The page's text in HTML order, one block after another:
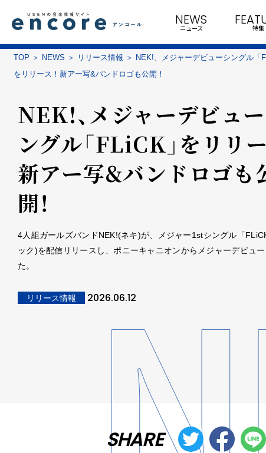
NEWS
ニュース 特集
TOP NEWS リリース情報
NEK!、メジャーデビューシングル「
をリリース！新アー写&バンドロゴも公開！
NEK!、メジャーデビュ
ングル「FLiCK」をリリー
新アー写&バンドロゴも
開！
4人組ガールズバンドNEK!(ネキ)が、メジャー1stシングル「
ック)を配信リリースし、ポニーキャニオンからメジャーデビュー
た。
リリース情報 2026.06.12
SHARE